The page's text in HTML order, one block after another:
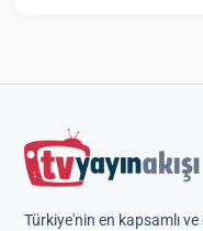
Türkiye'nin en kapsamlı ve